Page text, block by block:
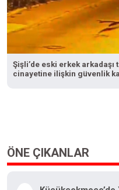
Şişli’de eski erkek
cinayetine ilişkin güvenlik
ÖNE ÇIKANLAR